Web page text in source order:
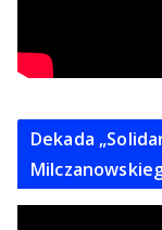
Dekada